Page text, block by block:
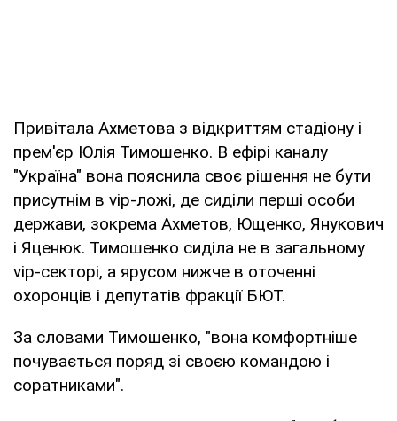
Привітала Ахметова з відкриттям стадіону і
прем'єр Юлія Тимошенко. В ефірі каналу
"Україна" вона пояснила своє рішення не бути
присутнім в vip-ложі, де сиділи перші особи
держави, зокрема Ахметов, Ющенко, Янукович
і Яценюк. Тимошенко сиділа не в загальному
vip-секторі, а ярусом нижче в оточенні
охоронців і депутатів фракції БЮТ.
За словами Тимошенко, "вона комфортніше
почувається поряд зі своєю командою і
соратниками".